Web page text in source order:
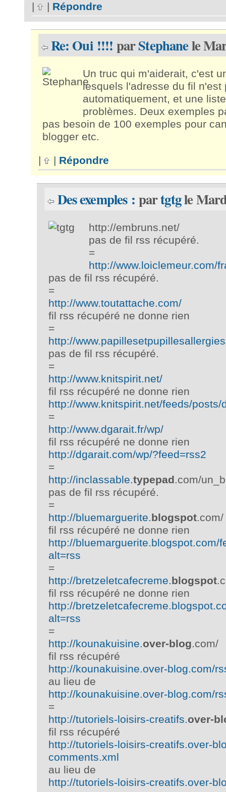
| | Répondre
Re: Oui !!!! parStephanele
Un truc qui m'aiderait, c'est
lesquels l'adresse du fil n'est
automatiquement, et une
problèmes. Deux exemples
pas besoin de 100 exemples pour
blogger etc.
| | Répondre
Des exemples : partgtgle
http://embruns.net/
pas de fil rss récupéré.
=
http://www.loiclemeur.com/
pas de fil rss récupéré.
=
http://www.toutattache.com/
fil rss récupéré ne donne rien
=
http://
pas de fil rss récupéré.
=
http://www.knitspirit.net/
fil rss récupéré ne donne rien
http://www.knitspirit.net/feeds/posts/
=
http://www.dgarait.fr/wp/
fil rss récupéré ne donne rien
http://dgarait.com/wp/?feed=rss2
=
http://inclassable.typepad.com/
pas de fil rss récupéré.
=
http://bluemarguerite.blogspot.com/
fil rss récupéré ne donne rien
http://bluemarguerite.blogspot.com/
alt=rss
=
http://bretzeletcafecreme.blogspot
fil rss récupéré ne donne rien
http://
alt=rss
=
http://kounakuisine.over-blog.com/
fil rss récupéré
http://kounakuisine.over-blog.com/
au lieu de
http://kounakuisine.over-blog.com/
=
http://tutoriels-loisirs-creatifs.over-
fil rss récupéré
http://tutoriels-loisirs-creatifs.over-
comments.xml
au lieu de
http://tutoriels-loisirs-creatifs.over-